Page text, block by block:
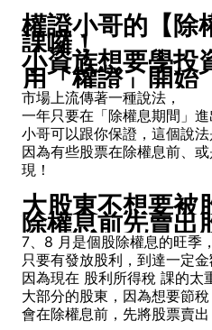
權證小哥的【除
課囉！
小資族想要學投
用「權證」開始
市場上流傳著一種說法，
一年只要在「除權息期間」
小哥可以跟你保證，這個說法
因為有些股票在除權息前、
現！
大股東不想要被
除權息前先賣出
7、8 月是個股除權息的旺季，
只要有發放股利，到達一定金
因為現在 股利所得稅 課的太
大部分的股東，因為想要節稅
會在除權息前，先將股票賣出